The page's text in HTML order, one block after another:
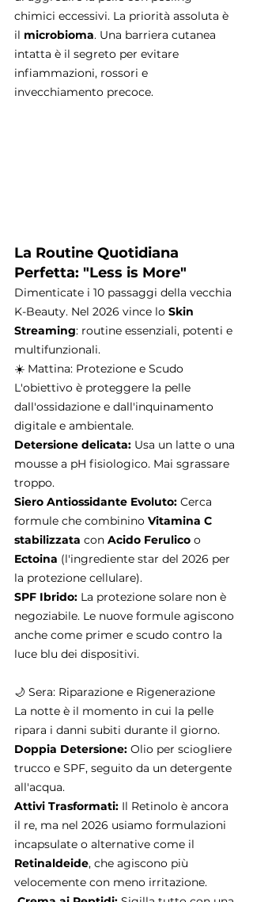
chimici eccessivi. La priorità assoluta è
il microbioma. Una barriera cutanea
intatta è il segreto per evitare
infiammazioni, rossori e
invecchiamento precoce.
La Routine Quotidiana
Perfetta: "Less is More"
Dimenticate i 10 passaggi della vecchia
K-Beauty. Nel 2026 vince lo Skin
Streaming: routine essenziali, potenti e
multifunzionali.
☀️ Mattina: Protezione e Scudo
L'obiettivo è proteggere la pelle
dall'ossidazione e dall'inquinamento
digitale e ambientale.
Detersione delicata: Usa un latte o una
mousse a pH fisiologico. Mai sgrassare
troppo.
Siero Antiossidante Evoluto: Cerca
formule che combinino Vitamina C
stabilizzata con Acido Ferulico o
Ectoina (l'ingrediente star del 2026 per
la protezione cellulare).
SPF Ibrido: La protezione solare non è
negoziabile. Le nuove formule agiscono
anche come primer e scudo contro la
luce blu dei dispositivi.
🌙 Sera: Riparazione e Rigenerazione
La notte è il momento in cui la pelle
ripara i danni subiti durante il giorno.
Doppia Detersione: Olio per sciogliere
trucco e SPF, seguito da un detergente
all'acqua.
Attivi Trasformati: Il Retinolo è ancora
il re, ma nel 2026 usiamo formulazioni
incapsulate o alternative come il
Retinaldeide, che agiscono più
velocemente con meno irritazione.